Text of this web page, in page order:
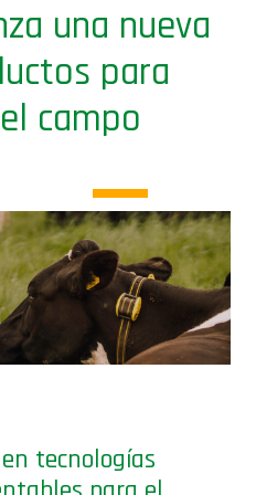
una nueva
para
campo
tecnologías